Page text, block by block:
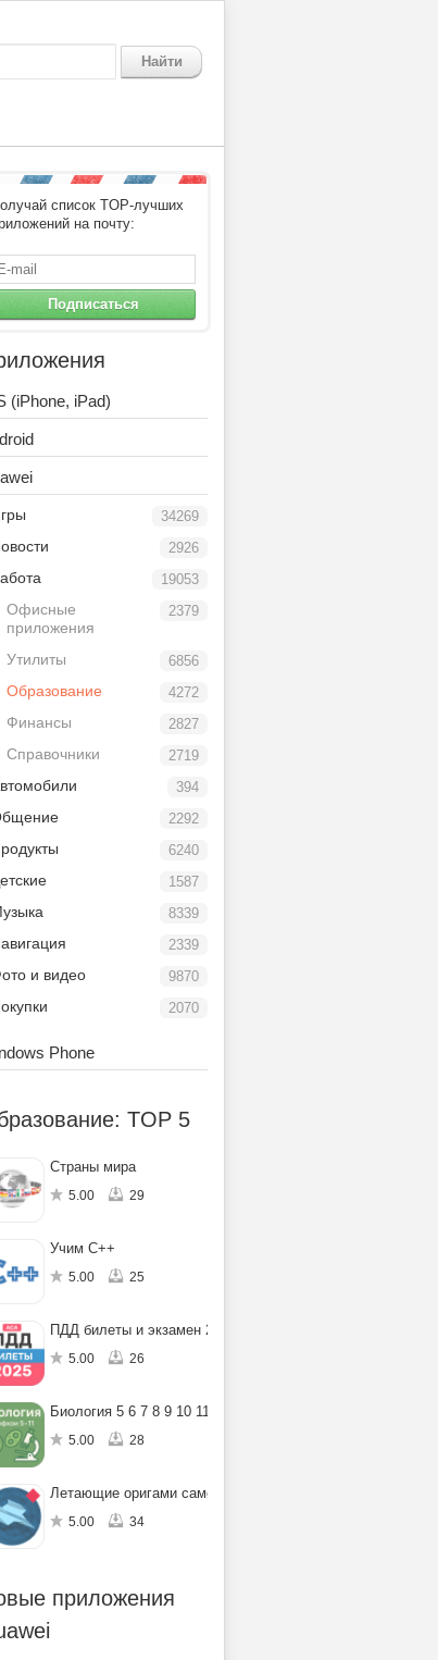
Найти
список TOP-лучших
на почту:
Подписаться
(iPhone, iPad)
34269
2926
19053
2379
Офисные
приложения
6856
Утилиты
4272
Образование
2827
Финансы
2719
Справочники
394
2292
6240
1587
8339
2339
9870
и видео
2070
Phone
TOP 5
Страны мира
5.00 29
Учим C++
5.00 25
ПДД билеты и экзамен 2025
5.00 26
Биология 5 6 7 8 9 10 11
5.00 28
Летающие оригами самолётики
5.00 34
приложения